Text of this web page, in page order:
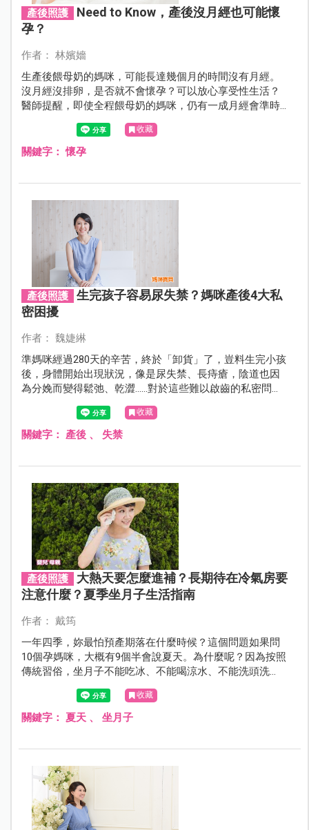
產後照護
Need to Know，產後沒月經也可能懷
孕？
作者： 林嬪嬙
生產後餵母奶的媽咪，可能長達幾個月的時間沒有月經。
沒月經沒排卵，是否就不會懷孕？可以放心享受性生活？
醫師提醒，即使全程餵母奶的媽咪，仍有一成月經會準時
來；若是母奶加配方奶的媽咪，一樣無法藉由餵母奶達到
避孕的效果。
收藏
關鍵字：懷孕
產後照護
生完孩子容易尿失禁？媽咪產後4大私
密困擾
作者： 魏婕綝
準媽咪經過280天的辛苦，終於「卸貨」了，豈料生完小孩
後，身體開始出現狀況，像是尿失禁、長痔瘡，陰道也因
為分娩而變得鬆弛、乾澀……對於這些難以啟齒的私密問
題，究竟可藉由哪些方法改善？
收藏
關鍵字： 產後、 失禁
產後照護
大熱天要怎麼進補？長期待在冷氣房要
注意什麼？夏季坐月子生活指南
作者： 戴筠
一年四季，妳最怕預產期落在什麼時候？這個問題如果問
10個孕媽咪，大概有9個半會說夏天。為什麼呢？因為按照
傳統習俗，坐月子不能吃冰、不能喝涼水、不能洗頭洗
澡、不能吹風，還要服用麻油、老薑、米酒燉補的藥膳，
對於身處亞熱帶的台灣產婦而言，說是酷刑也不為過。不
想讓自己那麼煎熬，又擔心踩到坐月子的地雷，該怎麼
收藏
關鍵字： 夏天、 坐月子